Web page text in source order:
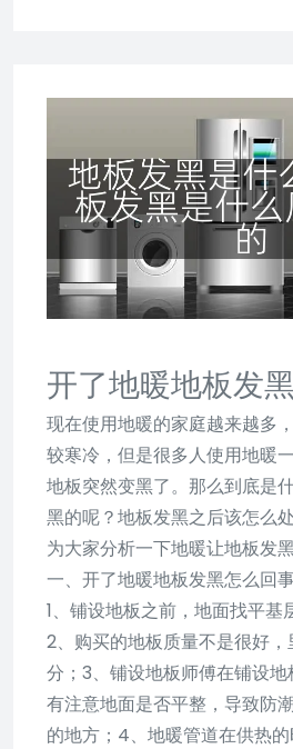
开了地暖地板发
现在使用地暖的家庭越来越多
较寒冷，但是很多人使用地暖
地板突然变黑了。那么到底是
黑的呢？地板发黑之后该怎么
为大家分析一下地暖让地板发黑
一、开了地暖地板发黑怎么回
1、铺设地板之前，地面找平基
2、购买的地板质量不是很好
分；3、铺设地板师傅在铺设
有注意地面是否平整，导致防
的地方；4、地暖管道在供热